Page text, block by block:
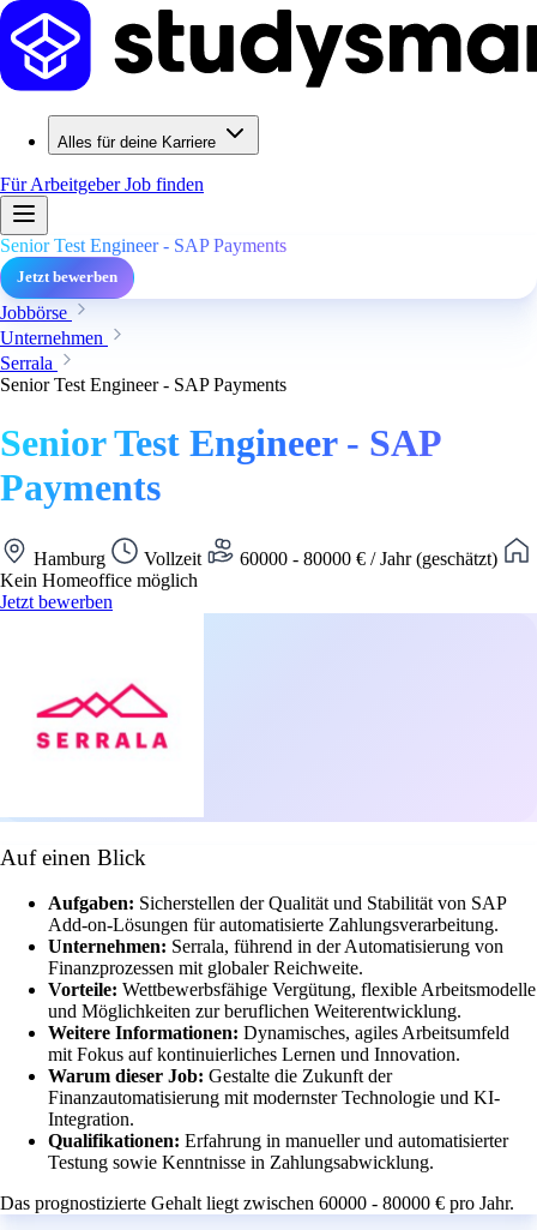
Alles für deine Karriere
Für ArbeitgeberJob finden
Senior Test Engineer - SAP Payments
Jetzt bewerben
Jobbörse
Unternehmen
Serrala
Senior Test Engineer - SAP Payments
Senior Test Engineer - SAP
Payments
Hamburg Vollzeit
60000 - 80000 € / Jahr (geschätzt)
Kein Homeoffice möglich
Jetzt bewerben
Auf einen Blick
Aufgaben: Sicherstellen der Qualität und Stabilität von SAP
Add-on-Lösungen für automatisierte Zahlungsverarbeitung.
Unternehmen: Serrala, führend in der Automatisierung von
Finanzprozessen mit globaler Reichweite.
Vorteile: Wettbewerbsfähige Vergütung, flexible Arbeitsmodelle
und Möglichkeiten zur beruflichen Weiterentwicklung.
Weitere Informationen: Dynamisches, agiles Arbeitsumfeld
mit Fokus auf kontinuierliches Lernen und Innovation.
Warum dieser Job: Gestalte die Zukunft der
Finanzautomatisierung mit modernster Technologie und KI-
Integration.
Qualifikationen: Erfahrung in manueller und automatisierter
Testung sowie Kenntnisse in Zahlungsabwicklung.
Das prognostizierte Gehalt liegt zwischen 60000 - 80000 € pro Jahr.